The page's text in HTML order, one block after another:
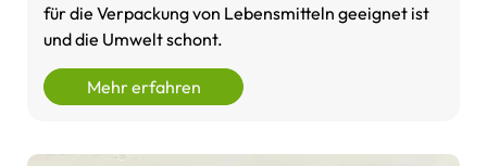
für die Verpackung von Lebensmitteln geeignet ist
und die Umwelt schont.
Mehr erfahren